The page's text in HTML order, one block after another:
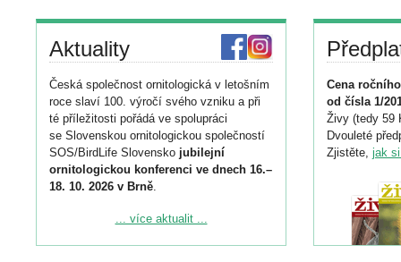
Aktuality
Česká společnost ornitologická v letošním
roce slaví 100. výročí svého vzniku a při
té příležitosti pořádá ve spolupráci
se Slovenskou ornitologickou společností
SOS/BirdLife Slovensko jubilejní
ornitologickou konferenci ve dnech 16.–
18. 10. 2026 v Brně.
Podrobnější informace ke konferenci
... více aktualit ...
Cena
od čísla 1/
Živy (tedy 59
Dvouleté
Zjistěte, jak